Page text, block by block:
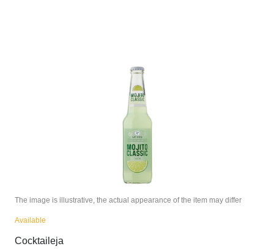
The image is illustrative, the actual appearance of the item may differ
Available
Cocktaileja